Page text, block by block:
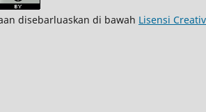
disebarluaskan di bawah Lisensi